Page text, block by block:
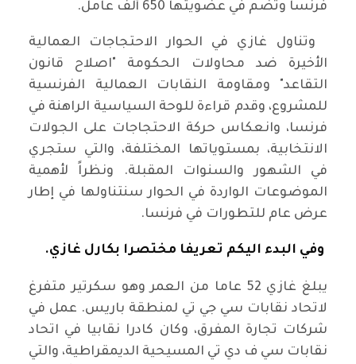
فرنسا وتضم في عضويتها 650 ألف عامل.
وتناول غازي في الحوار الاحتجاجات العمالية
الأخيرة ضد محاولات الحكومة "اصلاح قانون
التقاعد" ومقاومة النقابات العمالية الفرنسية
للمشروع، وقدم قراءة للوحة السياسية الراهنة في
فرنسا، وانعكاس حركة الاحتجاجات على الجولات
الانتخابية، بمستوياتها المختلفة، والتي ستجري
في الشهور والسنوات المقبلة. ونظراً لأهمية
الموضوعات الواردة في الحوار سنتناولها في إطار
عرض عام للتطورات في فرنسا.
وفي البدء اليكم تعريفا مختصرا بكارل غازي.
يبلغ غازي 52 عاما من العمر وهو سكرتير متفرغ
لاتحاد نقابات سي جي تي لمنطقة باريس. عمل في
شركات تجارة المفرق، وكان كادرا نقابيا في اتحاد
نقابات سي ف دي تي المسيحية الديمقراطية، والتي